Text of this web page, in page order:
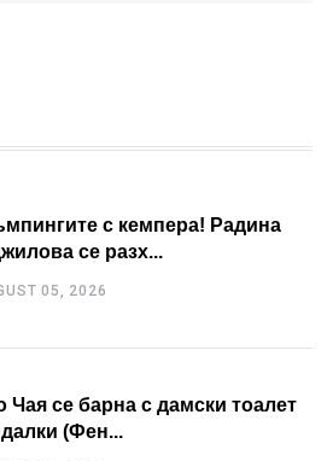
с кемпера! Радина
се разх...
05, 2026
Чая се барна с дамски тоалет
(Фен...